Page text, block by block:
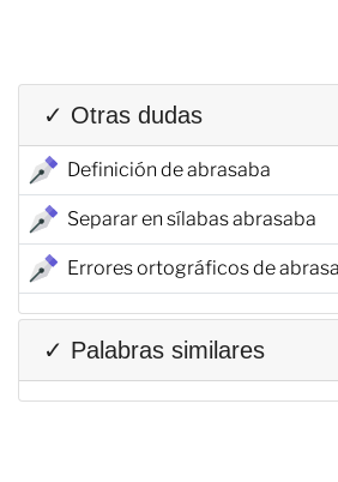
✓ Otras dudas
Definición de abrasaba
Separar en sílabas abrasaba
Errores ortográficos de
✓ Palabras similares